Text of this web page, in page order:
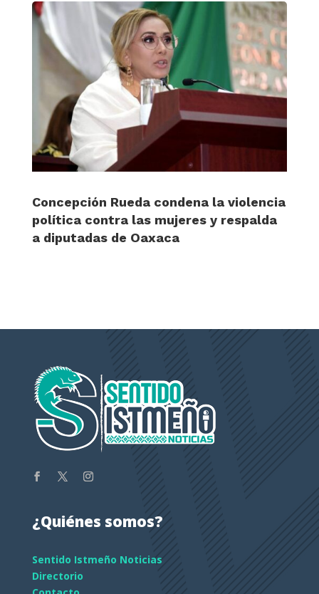
Concepción Rueda condena la violencia
política contra las mujeres y respalda
a diputadas de Oaxaca
¿Quiénes somos?
Sentido Istmeño Noticias
Directorio